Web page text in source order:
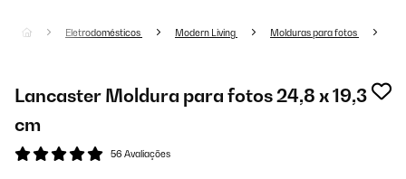
Eletrodomésticos Modern Living Molduras para fotos
Lancaster Moldura para fotos 24,8 x 19,3
cm
56 Avaliações